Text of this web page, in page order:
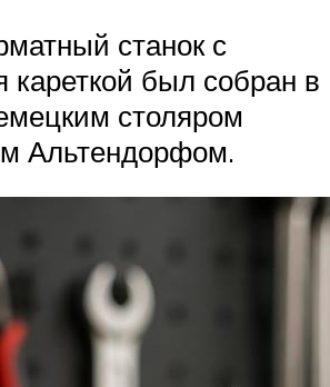
станок с
был собран в
столяром
Альтендорфом.